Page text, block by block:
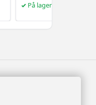
På lager